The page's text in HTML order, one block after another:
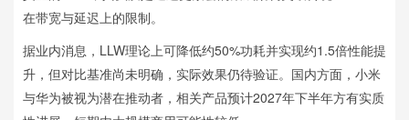
在带宽与延迟上的限制。
据业内消息，LLW理论上可降低约50%功耗并实现约1.5倍性能提
升，但对比基准尚未明确，实际效果仍待验证。国内方面，小米
与华为被视为潜在推动者，相关产品预计2027年下半年方有实质